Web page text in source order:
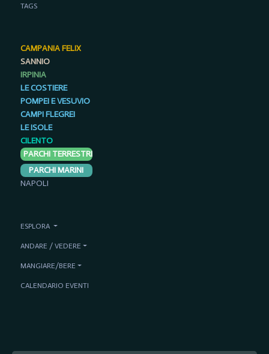
TAGS
CAMPANIA FELIX
SANNIO
IRPINIA
LE COSTIERE
POMPEI E VESUVIO
CAMPI FLEGREI
LE ISOLE
CILENTO
PARCHI TERRESTRI
PARCHI MARINI
NAPOLI
ESPLORA
ANDARE / VEDERE
MANGIARE/BERE
CALENDARIO EVENTI